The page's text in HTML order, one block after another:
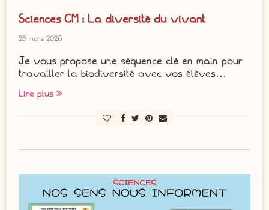
Sciences CM : La diversité du vivant
25 mars 2026
Je vous propose une séquence clé en main pour
travailler la biodiversité avec vos élèves…
Lire plus